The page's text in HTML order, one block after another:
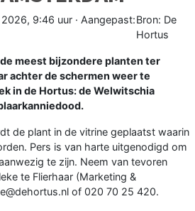
2026, 9:46 uur · Aangepast:Bron: De
Hortus
de meest bijzondere planten ter
achter de schermen weer te
in de Hortus: de Welwitschia
de plant in de vitrine geplaatst waarin
Pers is van harte uitgenodigd om
te zijn. Neem van tevoren
te Flierhaar (Marketing &
of 020 70 25 420.